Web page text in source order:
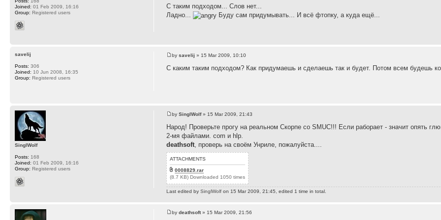
С таким подходом... Слов нет...
Ладно...
Буду сам придумывать... И всё фтопку, а куда ещё...
Joined: 01 Feb 2009, 16:16
Group: Registered users
bysavelij » 15 Mar 2009, 10:10
С каким таким подходом? Как придумаешь и сделаешь так и будет. Потом всем будешь
savelij
Posts: 306
Joined: 10 Jun 2008, 16:35
Group: Registered users
bySinglWolf» 15 Mar 2009, 21:43
Народ! Проверьте прогу на реальном Скорпе со SMUC!!! Если раборает - значит опять
2-мя файлами. com и hlp.
deathsoft , проверь на своём Унриле, пожалуйста....
ATTACHMENTS
0008829.rar
(8.7 KB) Downloaded 1050 times
Last edited bySinglWolf on 15 Mar 2009, 21:45, edited 1 time in total.
SinglWolf
Posts: 168
Joined: 01 Feb 2009, 16:16
Group: Registered users
bydeathsoft» 15 Mar 2009, 21:56